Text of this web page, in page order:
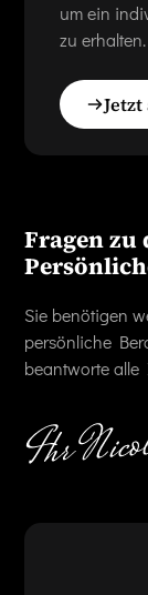
um ein
zu erhalten.
Fragen zu
Sie benötigen
persönliche
beantworte alle